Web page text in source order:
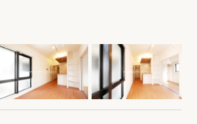
modern classについて
会社概要
クッキーポリシー